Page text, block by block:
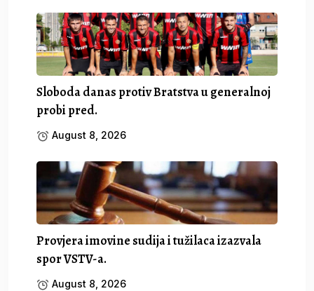
Sloboda danas protiv Bratstva u generalnoj
probi pred.
August 8, 2026
Provjera imovine sudija i tužilaca izazvala
spor VSTV-a.
August 8, 2026